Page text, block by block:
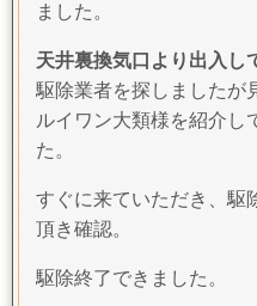
ました。
天井裏換気口より出入し
駆除業者を探しましたが
ルイワン大類様を紹介し
た。
すぐに来ていただき、駆
頂き確認。
駆除終了できました。